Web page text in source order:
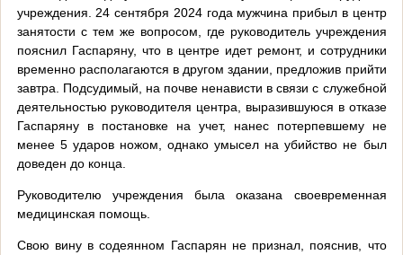
учреждения. 24 сентября 2024 года мужчина прибыл в центр
занятости с тем же вопросом, где руководитель учреждения
пояснил Гаспаряну, что в центре идет ремонт, и сотрудники
временно располагаются в другом здании, предложив прийти
завтра. Подсудимый, на почве ненависти в связи с служебной
деятельностью руководителя центра, выразившуюся в отказе
Гаспаряну в постановке на учет, нанес потерпевшему не
менее 5 ударов ножом, однако умысел на убийство не был
доведен до конца.
Руководителю учреждения была оказана своевременная
медицинская помощь.
Свою вину в содеянном Гаспарян не признал, пояснив, что